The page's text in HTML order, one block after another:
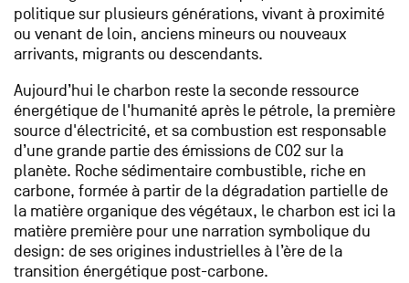
politique sur plusieurs générations, vivant à proximité
ou venant de loin, anciens mineurs ou nouveaux
arrivants, migrants ou descendants.
Aujourd’hui le charbon reste la seconde ressource
énergétique de l'humanité après le pétrole, la première
source d'électricité, et sa combustion est responsable
d’une grande partie des émissions de CO2 sur la
planète. Roche sédimentaire combustible, riche en
carbone, formée à partir de la dégradation partielle de
la matière organique des végétaux, le charbon est ici la
matière première pour une narration symbolique du
design: de ses origines industrielles à l’ère de la
transition énergétique post-carbone.